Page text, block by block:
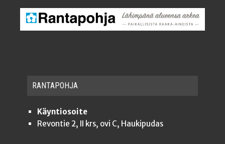
RAN­TA­POH­JA
Käyntiosoite
Revontie 2, II krs, ovi C, Haukipudas